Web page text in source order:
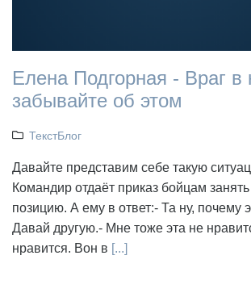
Елена Подгорная - Враг
забывайте об этом
ТекстБлог
Давайте представим себе такую
Командир отдаёт приказ бойцам
позицию. А ему в ответ:- Та ну, почему
Давай другую.- Мне тоже эта не
нравится. Вон в [...]